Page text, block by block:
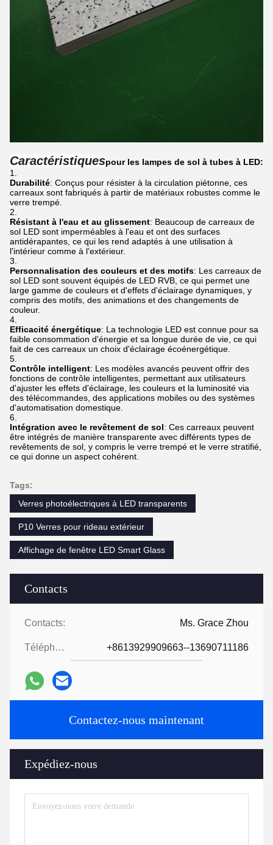
Contacts
Contacts: Ms. Grace Zhou
Téléphone: +8613929909663--13690711186
Contactez-nous maintenant
Expédiez-nous
Caractéristiquespour les lampes de sol à tubes à LED:
Durabilité: Conçus pour résister à la circulation piétonne, ces
carreaux sont fabriqués à partir de matériaux robustes comme le
verre trempé.
Résistant à l'eau et au glissement: Beaucoup de carreaux de
sol LED sont imperméables à l'eau et ont des surfaces
antidérapantes, ce qui les rend adaptés à une utilisation à
l'intérieur comme à l'extérieur.
Personnalisation des couleurs et des motifs: Les carreaux de
sol LED sont souvent équipés de LED RVB, ce qui permet une
large gamme de couleurs et d'effets d'éclairage dynamiques, y
compris des motifs, des animations et des changements de
couleur.
Efficacité énergétique: La technologie LED est connue pour sa
faible consommation d'énergie et sa longue durée de vie, ce qui
fait de ces carreaux un choix d'éclairage écoénergétique.
Contrôle intelligent: Les modèles avancés peuvent offrir des
fonctions de contrôle intelligentes, permettant aux utilisateurs
d'ajuster les effets d'éclairage, les couleurs et la luminosité via
des télécommandes, des applications mobiles ou des systèmes
d'automatisation domestique.
Intégration avec le revêtement de sol: Ces carreaux peuvent
être intégrés de manière transparente avec différents types de
revêtements de sol, y compris le verre trempé et le verre stratifié,
ce qui donne un aspect cohérent.
Tags:
Verres photoélectriques à LED transparents
P10 Verres pour rideau extérieur
Affichage de fenêtre LED Smart Glass